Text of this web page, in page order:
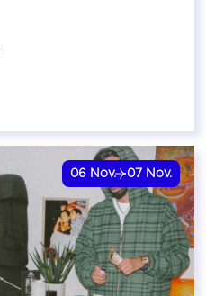
06 Nov. 07 Nov.